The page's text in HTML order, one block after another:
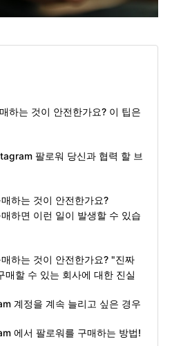
하는 것이 안전한가요? 이 팁은
팔로워 당신과 협력 할 브
하는 것이 안전한가요?
하면 이런 일이 발생할 수 있습
하는 것이 안전한가요? "진짜
할 수 있는 회사에 대한 진실
계정을 계속 늘리고 싶은 경우
에서 팔로워를 구매하는 방법!